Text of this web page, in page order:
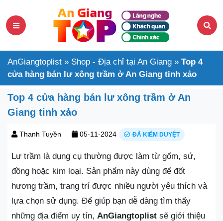
AnGiangtoplist » Shop - Địa chỉ tại An Giang » Top 4
cửa hàng bán lư xông trầm ở An Giang tinh xảo
Top 4 cửa hàng bán lư xông trầm ở An
Giang tinh xảo
Thanh Tuyền 05-11-2024 ĐÃ KIỂM DUYỆT
Lư trầm là dụng cụ thường được làm từ gốm, sứ,
đồng hoặc kim loại. Sản phẩm này dùng để đốt
hương trầm, trang trí được nhiều người yêu thích và
lựa chọn sử dụng. Để giúp bạn dễ dàng tìm thấy
những địa điểm uy tín, AnGiangtoplist sẽ giới thiệu